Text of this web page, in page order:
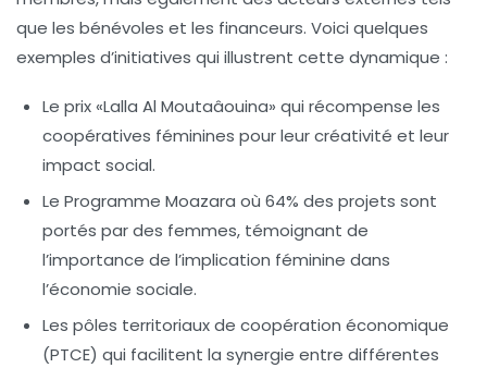
que les bénévoles et les financeurs. Voici quelques
exemples d’initiatives qui illustrent cette dynamique :
Le prix «Lalla Al Moutaâouina» qui récompense les
coopératives féminines pour leur créativité et leur
impact social.
Le Programme Moazara où 64% des projets sont
portés par des femmes, témoignant de
l’importance de l’implication féminine dans
l’économie sociale.
Les pôles territoriaux de coopération économique
(PTCE) qui facilitent la synergie entre différentes